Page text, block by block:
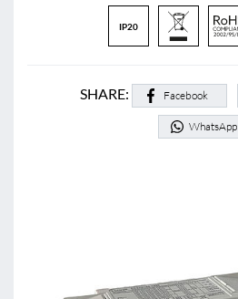
IP20
SHARE: Facebook
WhatsApp